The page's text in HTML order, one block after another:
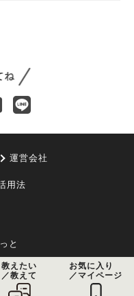
運営会社
用法
と
教えたい
／教えて
お気に入り
／マイページ